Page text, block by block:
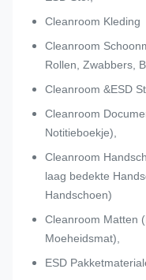
Cleanroom Kleding
Cleanroom
Rollen, Zwabbers,
Cleanroom &ESD
Cleanroom
Notitieboekje),
Cleanroom
laag bedekte
Handschoen)
Cleanroom Matten
Moeheidsmat),
ESD